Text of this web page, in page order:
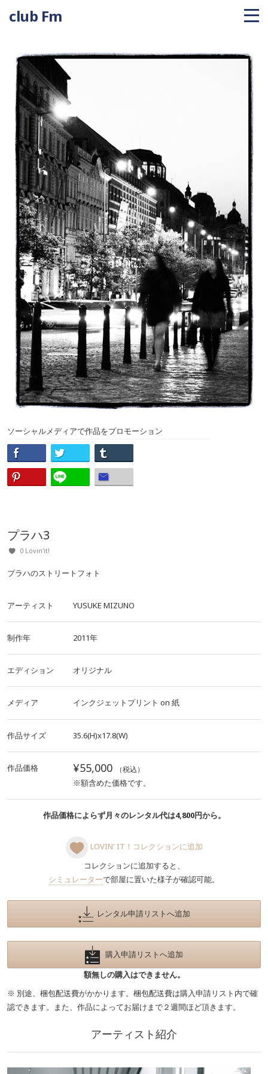
club Fm
ソーシャルメディアで作品をプロモーション
プラハ3
0 Lovin'it!
プラハのストリートフォト
アーティスト YUSUKE MIZUNO
制作年 2011年
エディション オリジナル
メディア インクジェットプリント on 紙
作品サイズ 35.6(H)x17.8(W)
作品価格 ¥55,000 （税込）
※額含めた価格です。
作品価格によらず月々のレンタル代は4,800円から。
LOVIN' IT！コレクションに追加
コレクションに追加すると、
シミュレーターで部屋に置いた様子が確認可能。
レンタル申請リストへ追加
購入申請リストへ追加
額無しの購入はできません。
※ 別途、梱包配送費がかかります。梱包配送費は購入申請リスト内で確
認できます。また、作品によってお届けまで２週間ほど頂きます。
アーティスト紹介